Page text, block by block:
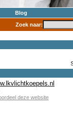
Blog
Zoek naar:
deze website